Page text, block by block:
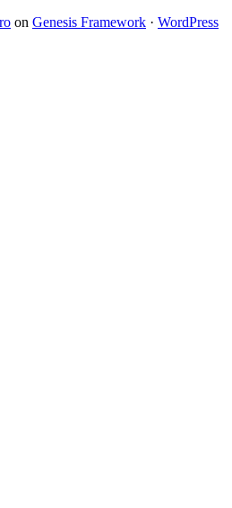
on Genesis Framework · WordPress